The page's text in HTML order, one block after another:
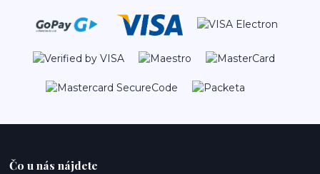
Čo u nás nájdete